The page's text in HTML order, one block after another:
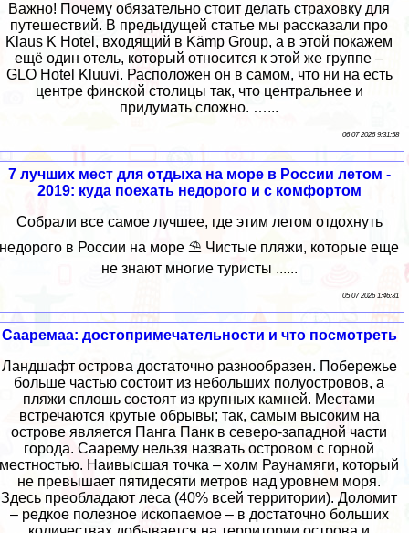
Важно! Почему обязательно стоит делать страховку для
путешествий. В предыдущей статье мы рассказали про
Klaus K Hotel, входящий в Kämp Group, а в этой покажем
ещё один отель, который относится к этой же группе –
GLO Hotel Kluuvi. Расположен он в самом, что ни на есть
центре финской столицы так, что центральнее и
придумать сложно. …...
06 07 2026 9:31:58
7 лучших мест для отдыха на море в России летом -
2019: куда поехать недорого и с комфортом
Собрали все самое лучшее, где этим летом отдохнуть
недорого в России на море ⛱ Чистые пляжи, которые еще
не знают многие туристы ......
05 07 2026 1:46:31
Сааремаа: достопримечательности и что посмотреть
Ландшафт острова достаточно разнообразен. Побережье
больше частью состоит из небольших полуостровов, а
пляжи сплошь состоят из крупных камней. Местами
встречаются крутые обрывы; так, самым высоким на
острове является Панга Панк в северо-западной части
города. Саарему нельзя назвать островом с горной
местностью. Наивысшая точка – холм Раунамяги, который
не превышает пятидесяти метров над уровнем моря.
Здесь преобладают леса (40% всей территории). Доломит
– редкое полезное ископаемое – в достаточно больших